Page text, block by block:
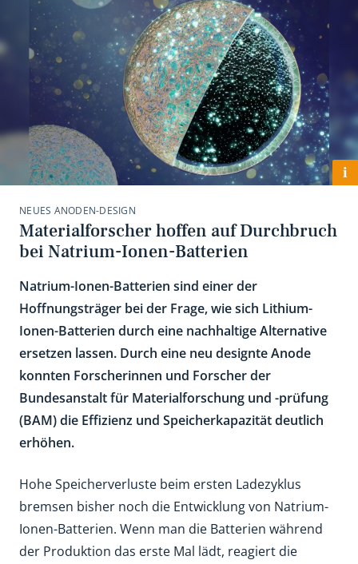
i
NEUES ANODEN-DESIGN
Materialforscher hoffen auf Durchbruch
bei Natrium-Ionen-Batterien
Natrium-Ionen-Batterien sind einer der
Hoffnungsträger bei der Frage, wie sich Lithium-
Ionen-Batterien durch eine nachhaltige Alternative
ersetzen lassen. Durch eine neu designte Anode
konnten Forscherinnen und Forscher der
Bundesanstalt für Materialforschung und -prüfung
(BAM) die Effizienz und Speicherkapazität deutlich
erhöhen.
Hohe Speicherverluste beim ersten Ladezyklus
bremsen bisher noch die Entwicklung von Natrium-
Ionen-Batterien. Wenn man die Batterien während
der Produktion das erste Mal lädt, reagiert die